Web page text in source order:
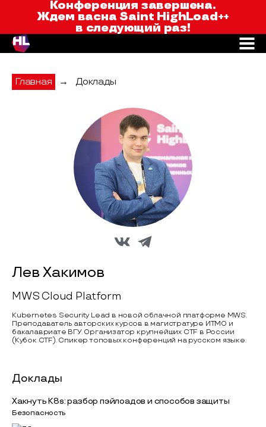
Saint HighLoad++Конференция завершена.
Ждем васна Saint HighLoad++
в следующий раз!
Главная → Доклады
Лев Хакимов
MWS Cloud Platform
Kubernetes Security Lead в новой облачной платформе MWS.
Преподаватель авторских курсов в магистратуре ИТМО и
бакалавриате ВГУ. Организатор крупнейших CTF в России
(Кубок CTF). Спикер топовых конференций на русском языке.
Доклады
Хакнуть K8s: разбор пэйлоадов и способов защиты
Безопасность